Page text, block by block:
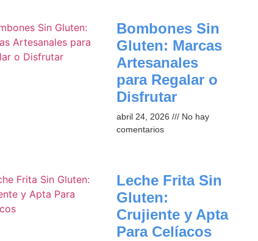
Bombones Sin
Gluten: Marcas
Artesanales
para Regalar o
Disfrutar
abril 24, 2026
No hay
comentarios
Leche Frita Sin
Gluten:
Crujiente y Apta
Para Celíacos